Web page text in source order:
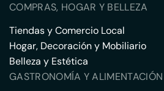
COMPRAS, HOGAR Y BELLEZA
Tiendas y Comercio Local
Hogar, Decoración y Mobiliario
Belleza y Estética
GASTRONOMÍA Y ALIMENTACIÓN